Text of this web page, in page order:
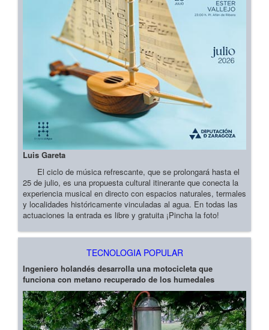
Luis Gareta
El ciclo de música refrescante, que se prolongará hasta el
25 de julio, es una propuesta cultural itinerante que conecta la
experiencia musical en directo con espacios naturales, termales
y localidades históricamente vinculadas al agua. En todas las
actuaciones la entrada es libre y gratuita ¡Pincha la foto!
TECNOLOGIA POPULAR
Ingeniero holandés desarrolla una motocicleta que
funciona con metano recuperado de los humedales